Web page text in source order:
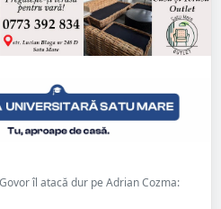
îl atacă dur pe Adrian Cozma: